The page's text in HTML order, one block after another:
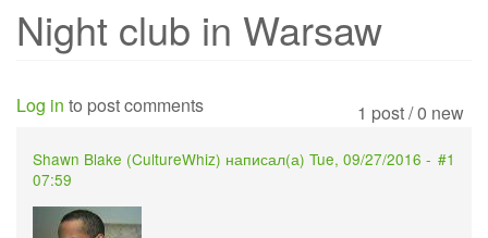
Night club in Warsaw
1 post / 0 new
Log in to post comments
#1
Shawn Blake (CultureWhiz) написал(а) Tue, 09/27/2016 -
07:59